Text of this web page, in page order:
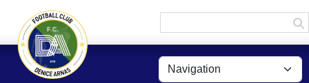
Panneau de gestion des cookies